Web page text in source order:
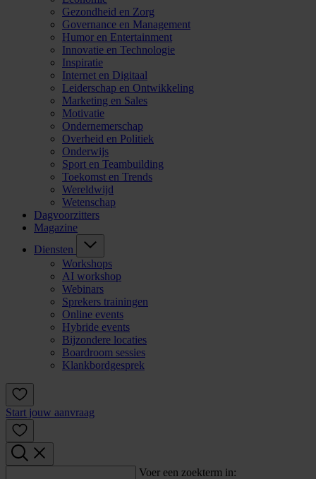
Gezondheid en Zorg
Governance en Management
Humor en Entertainment
Innovatie en Technologie
Inspiratie
Internet en Digitaal
Leiderschap en Ontwikkeling
Marketing en Sales
Motivatie
Ondernemerschap
Overheid en Politiek
Onderwijs
Sport en Teambuilding
Toekomst en Trends
Wereldwijd
Wetenschap
Dagvoorzitters
Magazine
Diensten
Workshops
AI workshop
Webinars
Sprekers trainingen
Online events
Hybride events
Bijzondere locaties
Boardroom sessies
Klankbordgesprek
Start jouw aanvraag
Voer een zoekterm in: